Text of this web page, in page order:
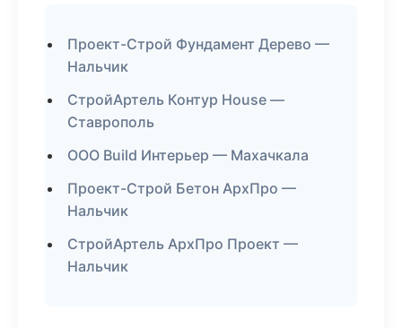
Проект-Строй Фундамент Дерево —
Нальчик
СтройАртель Контур House —
Ставрополь
ООО Build Интерьер — Махачкала
Проект-Строй Бетон АрхПро —
Нальчик
СтройАртель АрхПро Проект —
Нальчик